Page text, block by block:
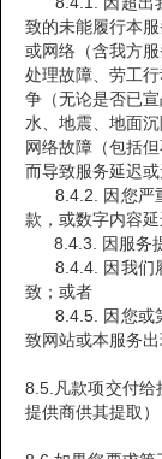
致的未能履行本
或网络（含我方
处理故障、劳工
争（无论是否已
水、地震、地面
网络故障（包括
而导致服务延迟或
8.4.2. 因您严重
款，或数字内容延
8.4.3. 因服务提
8.4.4. 因我们履
致；或者
8.4.5. 因您或第
致网站或本服务出
8.5.凡款项交付给
提供商供其提取